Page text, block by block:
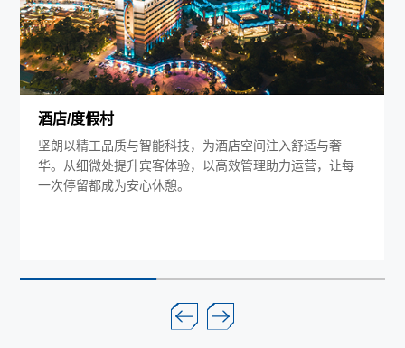
酒店/度假村
坚朗以精工品质与智能科技，为酒店空间注入舒适与奢
华。从细微处提升宾客体验，以高效管理助力运营，让每
一次停留都成为安心休憩。